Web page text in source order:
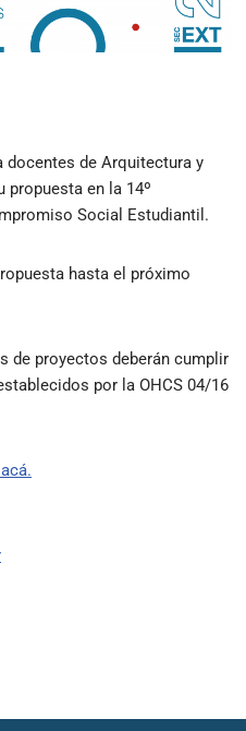
docentes de Arquitectura y
propuesta en la 14º
Social Estudiantil.
hasta el próximo
de proyectos deberán cumplir
por la OHCS 04/16